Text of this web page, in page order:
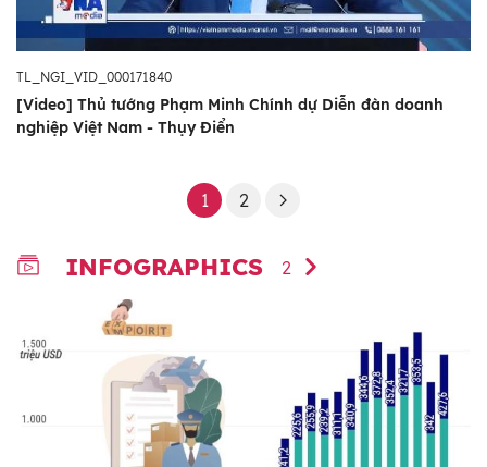
TL_NGI_VID_000171840
[Video] Thủ tướng Phạm Minh Chính dự Diễn đàn doanh
nghiệp Việt Nam - Thụy Điển
1 2
INFOGRAPHICS 2